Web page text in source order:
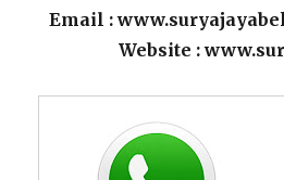
Email :
Website :